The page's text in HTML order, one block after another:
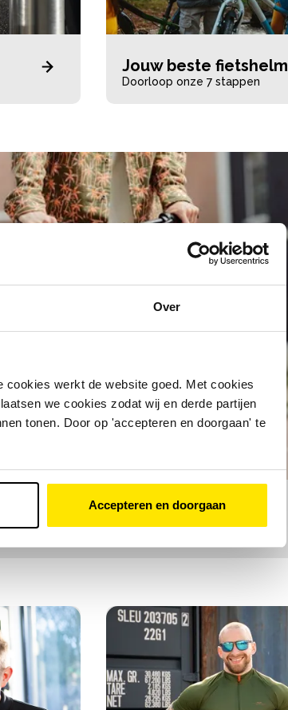
Over
werkt de website goed. Met cookies
we cookies zodat wij en derde partijen
tonen. Door op 'accepteren en doorgaan' te
Accepteren en doorgaan
Jouw beste fietshelm
Doorloop onze 7 stappen
over fietsmaten
past bij mij?